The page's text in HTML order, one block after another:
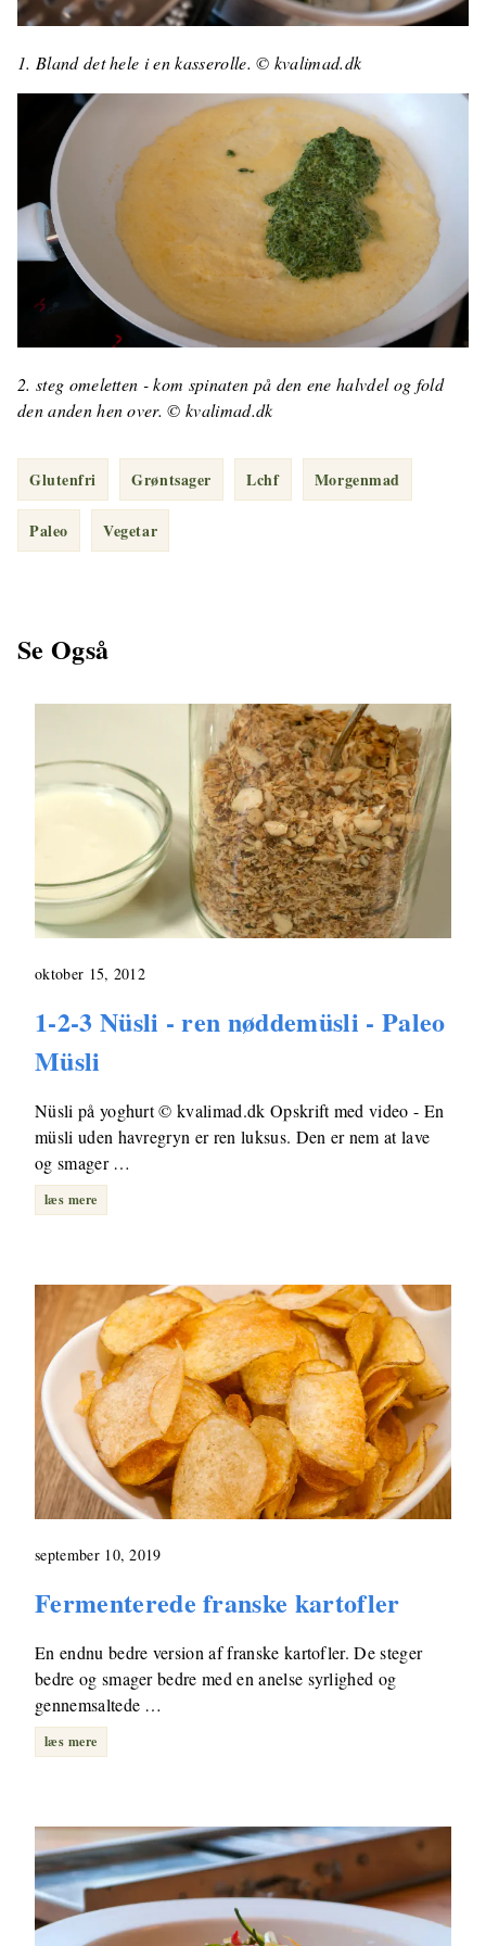
1. Bland det hele i en kasserolle. © kvalimad.dk
2. steg omeletten - kom spinaten på den ene halvdel og fold
den anden hen over. © kvalimad.dk
Glutenfri Grøntsager Lchf Morgenmad
Paleo Vegetar
Se Også
oktober 15, 2012
1-2-3 Nüsli - ren nøddemüsli - Paleo
Müsli
Nüsli på yoghurt © kvalimad.dk Opskrift med video - En
müsli uden havregryn er ren luksus. Den er nem at lave
og smager …
læs mere
september 10, 2019
Fermenterede franske kartofler
En endnu bedre version af franske kartofler. De steger
bedre og smager bedre med en anelse syrlighed og
gennemsaltede …
læs mere